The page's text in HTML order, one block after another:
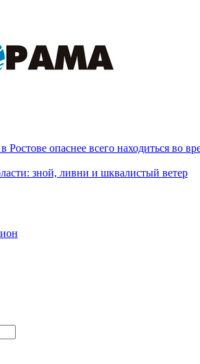
Ростове опаснее всего находиться во
зной, ливни и шквалистый ветер